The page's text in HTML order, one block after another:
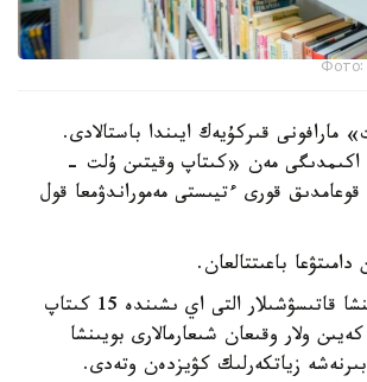
Фото:
مارافونى قىركۇيەك ايىندا باستالادى.
اكىمدىگى مەن «كىتاپ وقيتىن ۇلت -
قوعامدىق قورى ءتيىستى مەموراندۋمعا قول
باعىتتالعان.
مارافون شارتى بويىنشا قاتىسۋشىلار التى اي ىشىندە 15 كىتاپ
ولار وقىعان شىعارمالارى بويىنشا
زياتكەرلىك كۋيزدەن وتەدى.